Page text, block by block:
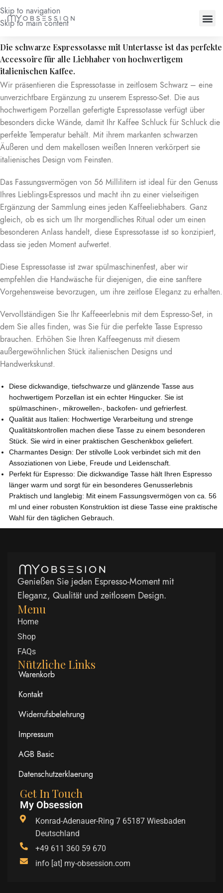
Skip to navigation
Skip to main content
Die schwarze Espressotasse mit Untertasse ist das perfekte
Accessoire für alle Liebhaber von hochwertigem
italienischen Kaffee.
Wir präsentieren die Espressotasse in zeitlosem Schwarz – eine
unverzichtbare Ergänzung zu unserem Espresso-Set. Die aus
hochwertigem Porzellan gefertigte Espressotasse verfügt über
besonders dicke Wände, damit Ihr Kaffee Schluck für Schluck die
perfekte Temperatur behält. Mit ihrem markanten schwarzen
Äußeren und dem makellosen weißen Inneren verkörpert sie
italienisches Design vom Feinsten.
Das Fassungsvermögen von 56 Millilitern ist ideal für den Genuss
Ihres Lieblings-Espressos und macht ihn zu einer vielseitigen
Ergänzung der Sammlung eines jeden Kaffeeliebhabers. Ganz
gleich, ob es sich um Ihr morgendliches Ritual oder um einen
besonderen Anlass handelt, diese Espressotasse ist so konzipiert,
dass sie jeden Moment aufwertet.
Diese Espressotasse ist zwar spülmaschinenfest, aber wir
empfehlen die Handwäsche für diejenigen, die eine sanftere
Vorgehensweise bevorzugen, um ihre zeitlose Eleganz zu erhalten.
Vervollständigen Sie Ihr Kaffeeerlebnis mit dem Espresso-Set, in
dem Sie alles finden, was Sie für die perfekte Tasse Espresso
brauchen. Erhöhen Sie Ihren Kaffeegenuss mit diesem
außergewöhnlichen Stück italienischen Designs und
Handwerkskunst.
Diese dickwandige, tiefschwarze und glänzende Tasse aus
hochwertigem Porzellan ist ein echter Hingucker. Sie ist
spülmaschinen-, mikrowellen-, backofen- und gefrierfest.
Qualität aus Italien: Hochwertige Verarbeitung und strenge
Qualitätskontrollen machen diese Tasse zu einem besonderen
Stück. Sie wird in einer praktischen Geschenkbox geliefert.
Charmantes Design: Der stilvolle Look verbindet sich mit den
Assoziationen von Liebe, Freude und Leidenschaft.
Perfekt für Espresso: Die dickwandige Tasse hält Ihren Espresso
länger warm und sorgt für ein besonderes Genusserlebnis
Praktisch und langlebig: Mit einem Fassungsvermögen von ca. 56
ml und einer robusten Konstruktion ist diese Tasse eine praktische
Wahl für den täglichen Gebrauch.
Genießen Sie jeden Espresso-Moment mit
Eleganz, Qualität und zeitlosem Design.
Menu
Home
Shop
FAQs
Nützliche Links
Warenkorb
Kontakt
Widerrufsbelehrung
Impressum
AGB Basic
Datenschutzerklaerung
Get In Touch
My Obsession
Konrad-Adenauer-Ring 7 65187 Wiesbaden
Deutschland
+49 611 360 59 670
info [at] my-obsession.com